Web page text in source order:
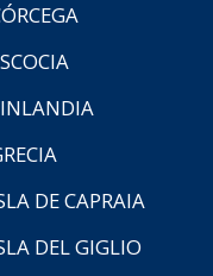
DE CAPRAIA
DEL GIGLIO